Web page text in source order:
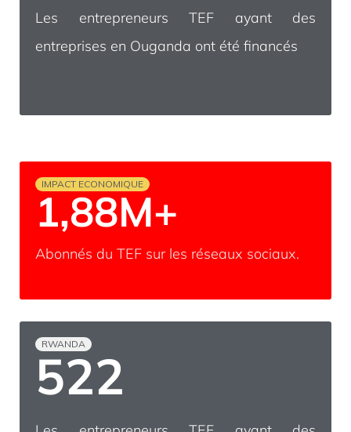
Les entrepreneurs TEF ayant des
entreprises en Ouganda ont été financés
IMPACT ECONOMIQUE
1,88M+
Abonnés du TEF sur les réseaux sociaux.
RWANDA
711